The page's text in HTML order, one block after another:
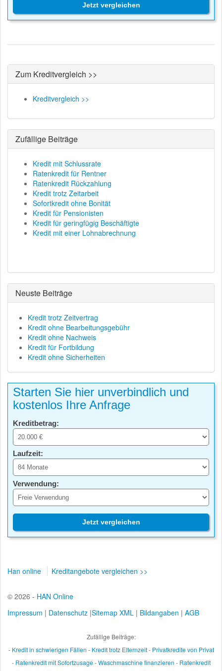
Jetzt vergleichen
Zum Kreditvergleich >>
Kreditvergleich >>
Zufällige Beiträge
Kredit mit Schlussrate
Ratenkredit für Rentner
Ratenkredit Rückzahlung
Kredit trotz Zeitarbeit
Sofortkredit ohne Bonität
Kredit für Pensionisten
Kredit für geringfügig Beschäftigte
Kredit mit einer Lohnabrechnung
Neuste Beiträge
Kredit trotz Zeitvertrag
Kredit ohne Bearbeitungsgebühr
Kredit ohne Nachweis
Kredit für Fortbildung
Kredit ohne Sicherheiten
Starten Sie hier unverbindlich und
kostenlos Ihre Anfrage
Kreditbetrag:
Laufzeit:
Verwendung:
Jetzt vergleichen
Han online Kreditangebote vergleichen >>
© 2026 - HAN Online
Impressum | Datenschutz |Sitemap XML | Bildangaben | AGB
Zufällige Beiträge:
- Kredit in schwierigen Fällen - Kredit trotz Elternzeit- Privatkredite von Privat
- Ratenkredit mit Sofortzusage-Waschmaschine finanzieren - Ratenkredit